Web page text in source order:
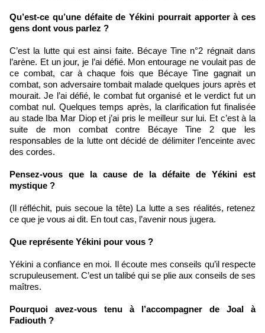
Qu’est-ce qu’une défaite de Yékini pourrait apporter à ces
gens dont vous parlez ?
C’est la lutte qui est ainsi faite. Bécaye Tine n°2 régnait dans
l’arène. Et un jour, je l’ai défié. Mon entourage ne voulait pas de
ce combat, car à chaque fois que Bécaye Tine gagnait un
combat, son adversaire tombait malade quelques jours après et
mourait. Je l’ai défié, le combat fut organisé et le verdict fut un
combat nul. Quelques temps après, la clarification fut finalisée
au stade Iba Mar Diop et j’ai pris le meilleur sur lui. Et c’est à la
suite de mon combat contre Bécaye Tine 2 que les
responsables de la lutte ont décidé de délimiter l’enceinte avec
des cordes.
Pensez-vous que la cause de la défaite de Yékini est
mystique ?
(Il réfléchit, puis secoue la tête) La lutte a ses réalités, retenez
ce que je vous ai dit. En tout cas, l’avenir nous jugera.
Que représente Yékini pour vous ?
Yékini a confiance en moi. Il écoute mes conseils qu’il respecte
scrupuleusement. C’est un talibé qui se plie aux conseils de ses
maîtres.
Pourquoi avez-vous tenu à l’accompagner de Joal à
Fadiouth ?